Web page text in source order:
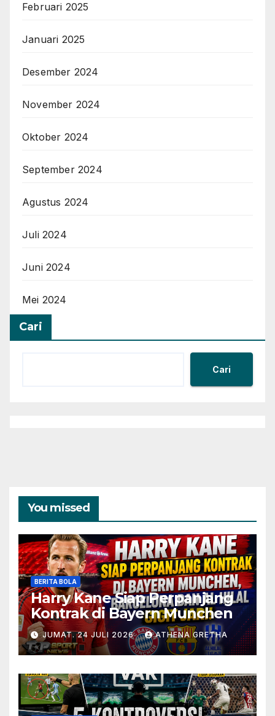
Februari 2025
Januari 2025
Desember 2024
November 2024
Oktober 2024
September 2024
Agustus 2024
Juli 2024
Juni 2024
Mei 2024
Cari
Cari
You missed
BERITA BOLA
Harry Kane Siap Perpanjang
Kontrak di Bayern Munchen
JUMAT. 24 JULI 2026 ATHENA GRETHA